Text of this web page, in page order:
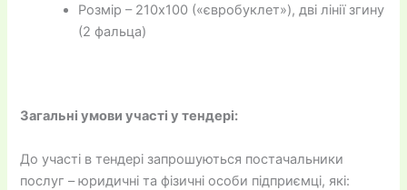
Розмір – 210х100 («євробуклет»), дві лінії згину
(2 фальца)
Загальні умови участі у тендері:
До участі в тендері запрошуються постачальники
послуг – юридичні та фізичні особи підприємці, які: